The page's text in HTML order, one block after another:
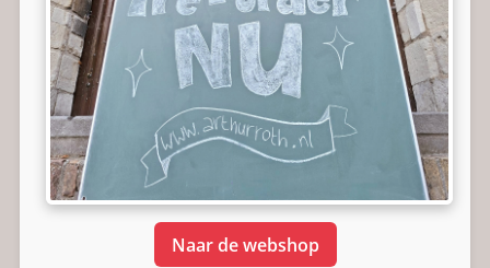
Naar de webshop